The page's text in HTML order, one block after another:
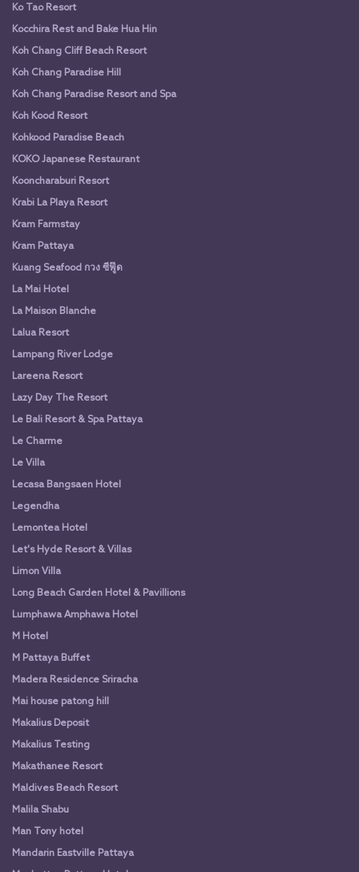
Ko Tao Resort
Kocchira Rest and Bake Hua Hin
Koh Chang Cliff Beach Resort
Koh Chang Paradise Hill
Koh Chang Paradise Resort and Spa
Koh Kood Resort
Kohkood Paradise Beach
KOKO Japanese Restaurant
Kooncharaburi Resort
Krabi La Playa Resort
Kram Farmstay
Kram Pattaya
Kuang Seafood กวง ซีฟู๊ด
La Mai Hotel
La Maison Blanche
Lalua Resort
Lampang River Lodge
Lareena Resort
Lazy Day The Resort
Le Bali Resort & Spa Pattaya
Le Charme
Le Villa
Lecasa Bangsaen Hotel
Legendha
Lemontea Hotel
Let's Hyde Resort & Villas
Limon Villa
Long Beach Garden Hotel & Pavillions
Lumphawa Amphawa Hotel
M Hotel
M Pattaya Buffet
Madera Residence Sriracha
Mai house patong hill
Makalius Deposit
Makalius Testing
Makathanee Resort
Maldives Beach Resort
Malila Shabu
Man Tony hotel
Mandarin Eastville Pattaya